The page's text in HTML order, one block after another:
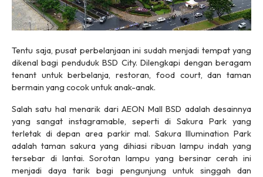
Tentu saja, pusat perbelanjaan ini sudah menjadi tempat yang
dikenal bagi penduduk BSD City. Dilengkapi dengan beragam
tenant untuk berbelanja, restoran, food court, dan taman
bermain yang cocok untuk anak-anak.
Salah satu hal menarik dari AEON Mall BSD adalah desainnya
yang sangat instagramable, seperti di Sakura Park yang
terletak di depan area parkir mal. Sakura Illumination Park
adalah taman sakura yang dihiasi ribuan lampu indah yang
tersebar di lantai. Sorotan lampu yang bersinar cerah ini
menjadi daya tarik bagi pengunjung untuk singgah dan